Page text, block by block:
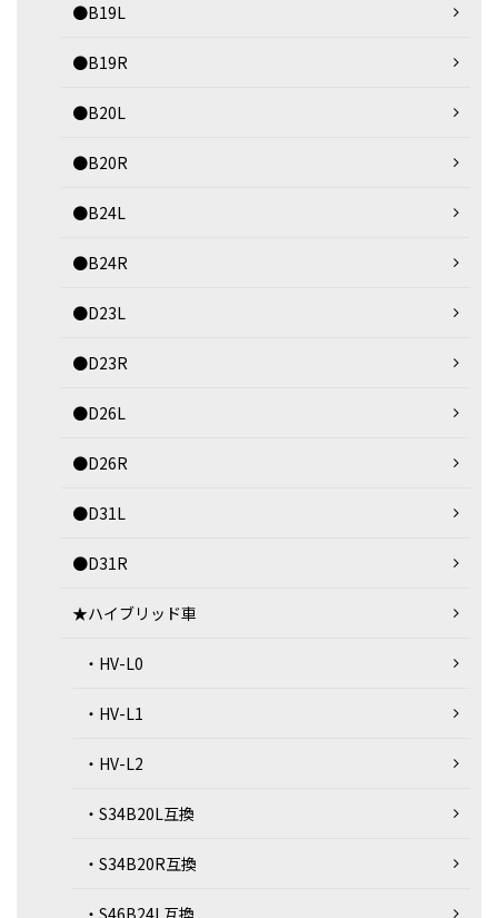
●B19L
●B19R
●B20L
●B20R
●B24L
●B24R
●D23L
●D23R
●D26L
●D26R
●D31L
●D31R
★ハイブリッド車
・HV-L0
・HV-L1
・HV-L2
・S34B20L互換
・S34B20R互換
・S46B24L互換